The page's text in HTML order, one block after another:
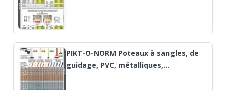
PIKT-O-NORM Poteaux à sangles, de
guidage, PVC, métalliques,…